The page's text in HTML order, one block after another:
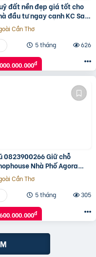
đất nền đẹp giá tốt cho
đầu tư ngay cạnh KC Sam
Tiềm năng sinh lời vượt
Cần Thơ
5 tháng
626
đ
0823900266 Giữ chỗ
Nhà Phố Agora
6×18, khu mới TT Hành
hiện hữu: 2.6 Tỷ (V)
Cần Thơ
5 tháng
305
đ